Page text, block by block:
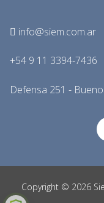
info@siem.com.ar
+54 9 11 3394-7436
Defensa 251 -
Copyright © 2026